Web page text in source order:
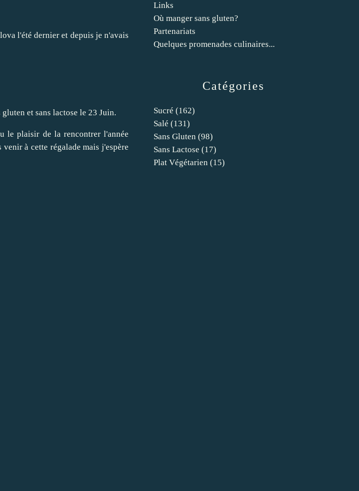
l'été dernier et depuis je n'avais
et sans lactose le 23 Juin.
le plaisir de la rencontrer l'année
venir à cette régalade mais j'espère
Catégories
Sucré (162)
Salé (131)
Sans Gluten (98)
Sans Lactose (17)
Plat Végétarien (15)
Links
Où manger sans gluten?
Partenariats
Quelques promenades culinaires...